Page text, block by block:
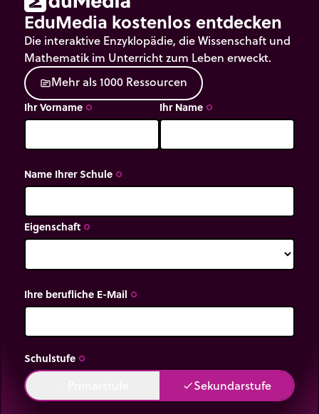
EduMedia kostenlos entdecken
Die interaktive Enzyklopädie, die Wissenschaft und
Mathematik im Unterricht zum Leben erweckt.
sourceMehrals1000 Ressourcen
Ihr Vorname trip_origin Ihr Name trip_origin
Name Ihrer Schule trip_origin
Eigenschaft trip_origin
Ihre berufliche E-Mail trip_origin
Schulstufe trip_origin
doneSekundarstufe